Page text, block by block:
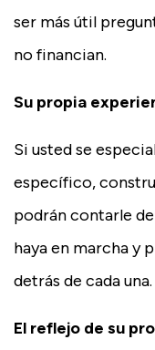
ser más útil
no financian.
Su propia
Si usted se
específico,
podrán contarle
haya en marcha y
detrás de cada una.
El reflejo de su